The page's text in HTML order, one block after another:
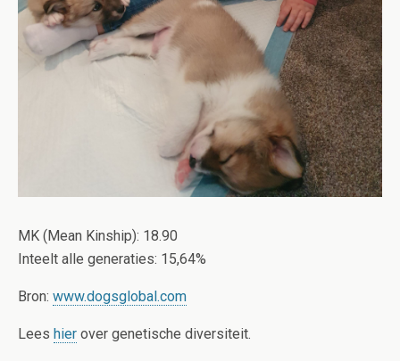
MK (Mean Kinship): 18.90
Inteelt alle generaties: 15,64%
Bron: www.dogsglobal.com
Lees hier over genetische diversiteit.